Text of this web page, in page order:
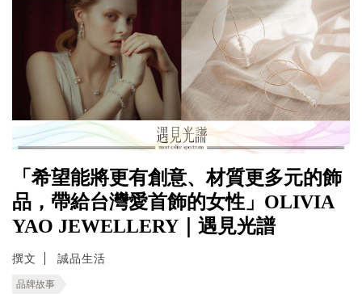
「希望能將更有創意、材質更多元的飾
品，帶給台灣愛首飾的女性」OLIVIA
YAO JEWELLERY｜遇見光譜
撰文 誠品生活
品牌故事